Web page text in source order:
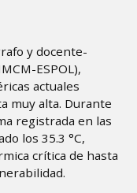
y docente-
ESPOL),
actuales
muy alta. Durante
registrada en las
los 35.3 °C,
crítica de hasta